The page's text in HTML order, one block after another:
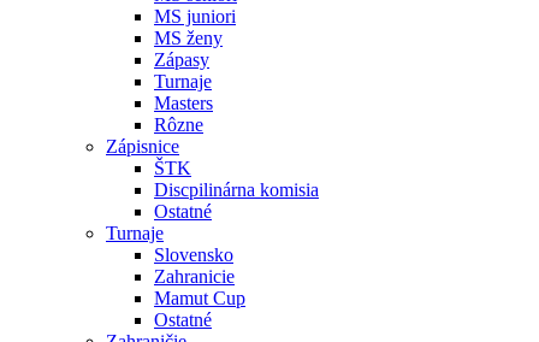
MS juniori
MS ženy
Zápasy
Turnaje
Masters
Rôzne
Zápisnice
ŠTK
Discpilinárna komisia
Ostatné
Turnaje
Slovensko
Zahranicie
Mamut Cup
Ostatné